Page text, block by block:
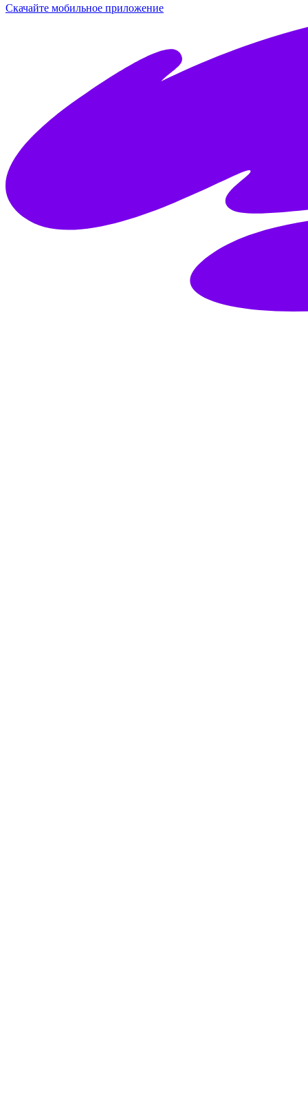
Скачайте мобильное приложение